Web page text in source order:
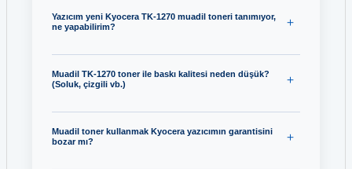
Yazıcım yeni Kyocera TK-1270 muadil toneri tanımıyor,
ne yapabilirim?
Muadil TK-1270 toner ile baskı kalitesi neden düşük?
(Soluk, çizgili vb.)
Muadil toner kullanmak Kyocera yazıcımın garantisini
bozar mı?